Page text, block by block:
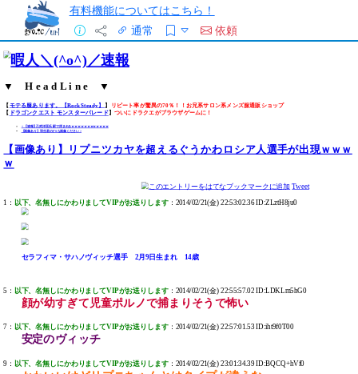
有料機能についてはこちら！
通常
依頼